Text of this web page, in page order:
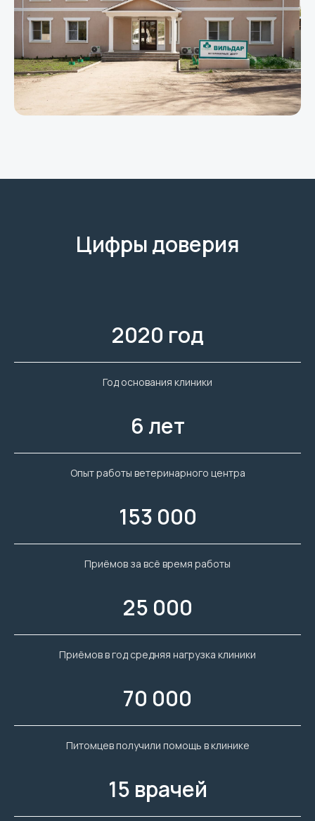
Цифры доверия
2020 год
Год основания клиники
6 лет
Опыт работы ветеринарного центра
153 000
Приёмов за всё время работы
25 000
Приёмов в год средняя нагрузка клиники
70 000
Питомцев получили помощь в клинике
15 врачей